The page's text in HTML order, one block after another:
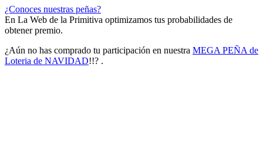
¿Conoces nuestras peñas?
En La Web de la Primitiva optimizamos tus probabilidades de
obtener premio.
¿Aún no has comprado tu participación en nuestra MEGA PEÑA de
Loteria de NAVIDAD!!? .